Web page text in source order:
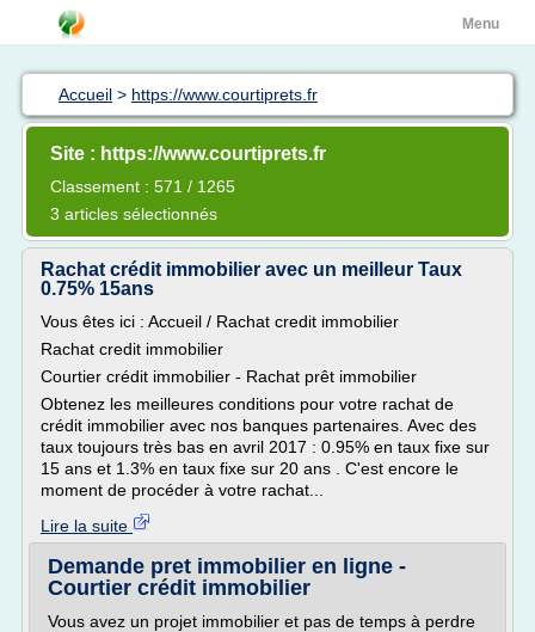
Menu
Accueil > https://www.courtiprets.fr
Site : https://www.courtiprets.fr
Classement : 571 / 1265
3 articles sélectionnés
Rachat crédit immobilier avec un meilleur Taux
0.75% 15ans
Vous êtes ici : Accueil / Rachat credit immobilier
Rachat credit immobilier
Courtier crédit immobilier - Rachat prêt immobilier
Obtenez les meilleures conditions pour votre rachat de
crédit immobilier avec nos banques partenaires. Avec des
taux toujours très bas en avril 2017 : 0.95% en taux fixe sur
15 ans et 1.3% en taux fixe sur 20 ans . C'est encore le
moment de procéder à votre rachat...
Lire la suite
Demande pret immobilier en ligne -
Courtier crédit immobilier
Vous avez un projet immobilier et pas de temps à perdre